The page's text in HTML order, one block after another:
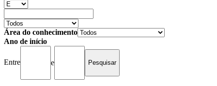
Área do conhecimento
Ano de início
Entre e